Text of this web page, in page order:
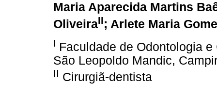
Maria Aparecida Martins
OliveiraII; Arlete Maria
I Faculdade de Odontologia
São Leopoldo Mandic,
II Cirurgiã-dentista